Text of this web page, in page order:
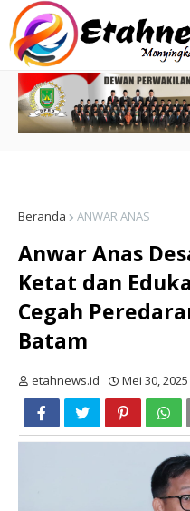
Beranda ANWAR ANAS
Anwar Anas
Ketat dan
Cegah
Batam
etahnews.id Mei 30, 2025